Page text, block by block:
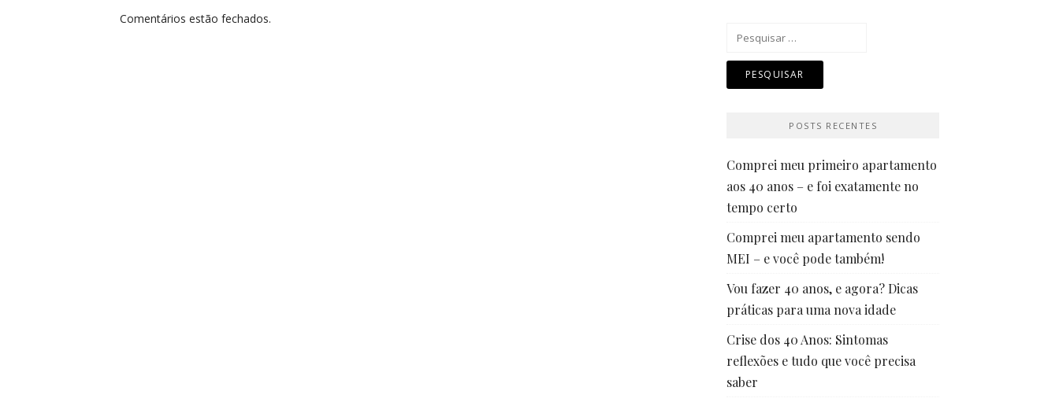
Comentários estão fechados.
POSTS RECENTES
Comprei meu primeiro apartamento
aos 40 anos – e foi exatamente no
tempo certo
Comprei meu apartamento sendo
MEI – e você pode também!
Vou fazer 40 anos, e agora? Dicas
práticas para uma nova idade
Crise dos 40 Anos: Sintomas
reflexões e tudo que você precisa
saber